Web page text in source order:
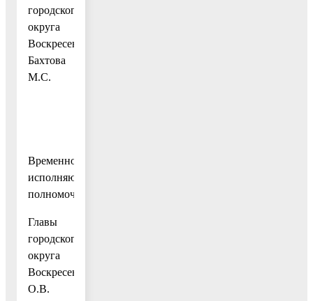
городского
округа
Воскресенск
Бахтова
М.С.
Временно
исполняющий
полномочия
Главы
городского
округа
Воскресенск
О.В.